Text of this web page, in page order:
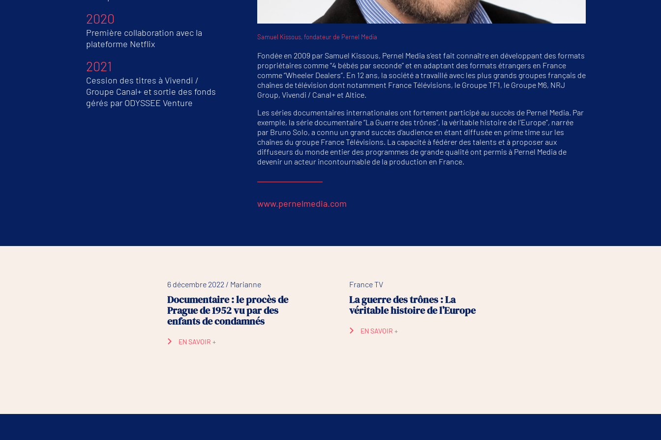
2020
Première collaboration avec la
plateforme Netflix
2021
Cession des titres à Vivendi /
Groupe Canal+ et sortie des fonds
gérés par ODYSSEE Venture
Samuel Kissous, fondateur de Pernel Media
Fondée en 2009 par Samuel Kissous, Pernel Media s’est fait connaître en développant des formats
propriétaires comme “4 bébés par seconde” et en adaptant des formats étrangers en France
comme “Wheeler Dealers”. En 12 ans, la société a travaillé avec les plus grands groupes français de
chaînes de télévision dont notamment France Télévisions, le Groupe TF1, le Groupe M6, NRJ
Group, Vivendi / Canal+ et Altice.
Les séries documentaires internationales ont fortement participé au succès de Pernel Media. Par
exemple, la série documentaire “La Guerre des trônes”, la véritable histoire de l’Europe”, narrée
par Bruno Solo, a connu un grand succès d’audience en étant diffusée en prime time sur les
chaînes du groupe France Télévisions. La capacité à fédérer des talents et à proposer aux
diffuseurs du monde entier des programmes de grande qualité ont permis à Pernel Media de
devenir un acteur incontournable de la production en France.
www.pernelmedia.com
6 décembre 2022 / Marianne
Documentaire : le procès de
Prague de 1952 vu par des
enfants de condamnés
EN SAVOIR +
France TV
La guerre des trônes : La
véritable histoire de l’Europe
EN SAVOIR +